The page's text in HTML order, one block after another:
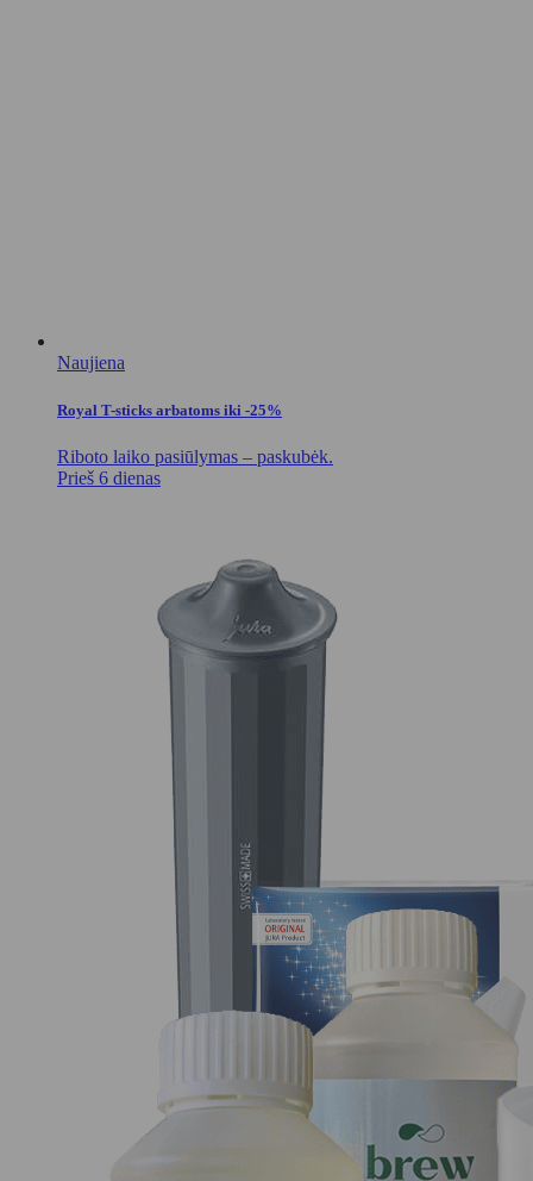
Naujiena
Royal T-sticks arbatoms iki -25%
Riboto laiko pasiūlymas – paskubėk.
Prieš 6 dienas